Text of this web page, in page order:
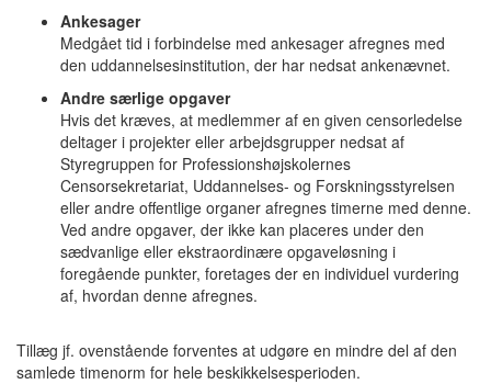
Ankesager
Medgået tid i forbindelse med ankesager afregnes med
den uddannelsesinstitution, der har nedsat ankenævnet.
Andre særlige opgaver
Hvis det kræves, at medlemmer af en given censorledelse
deltager i projekter eller arbejdsgrupper nedsat af
Styregruppen for Professionshøjskolernes
Censorsekretariat, Uddannelses- og Forskningsstyrelsen
eller andre offentlige organer afregnes timerne med denne.
Ved andre opgaver, der ikke kan placeres under den
sædvanlige eller ekstraordinære opgaveløsning i
foregående punkter, foretages der en individuel vurdering
af, hvordan denne afregnes.
Tillæg jf. ovenstående forventes at udgøre en mindre del af den
samlede timenorm for hele beskikkelsesperioden.